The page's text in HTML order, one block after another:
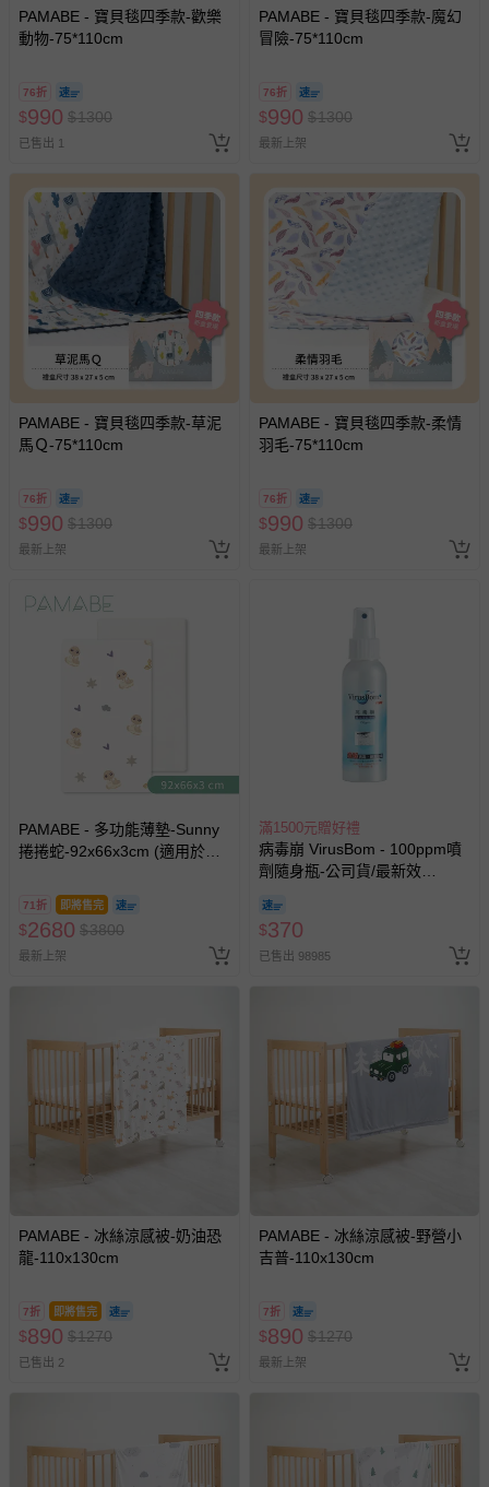
PAMABE - 寶貝毯四季款-歡樂
動物-75*110cm
76折
$990 $1300
已售出 1
PAMABE - 寶貝毯四季款-魔幻
冒險-75*110cm
76折
$990 $1300
最新上架
PAMABE - 寶貝毯四季款-草泥
馬Ｑ-75*110cm
76折
$990 $1300
最新上架
PAMABE - 寶貝毯四季款-柔情
羽毛-75*110cm
76折
$990 $1300
最新上架
PAMABE - 多功能薄墊-Sunny
捲捲蛇-92x66x3cm (適用於
71折 即將售完
$2680 $3800
最新上架
滿1500元贈好禮
病毒崩 VirusBom - 100ppm噴
劑隨身瓶-公司貨/最新效
$370
已售出 98985
PAMABE - 冰絲涼感被-奶油恐
龍-110x130cm
7折 即將售完
$890 $1270
已售出 2
PAMABE - 冰絲涼感被-野營小
吉普-110x130cm
7折
$890 $1270
最新上架